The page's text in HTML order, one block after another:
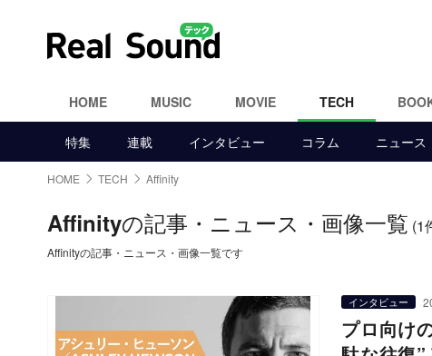
HOME MUSIC MOVIE TECH
特集 連載 インタビュー コラム ニュース
HOME TECH Affinity
Affinityの記事・ニュース・画像一覧 (1
Affinityの記事・ニュース・画像一覧です
インタビュー
プロ向け